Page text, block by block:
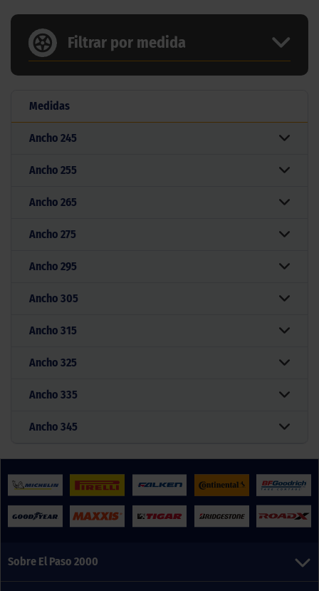
Filtrar por medida
Medidas
Ancho 245
Ancho 255
Ancho 265
Ancho 275
Ancho 295
Ancho 305
Ancho 315
Ancho 325
Ancho 335
Ancho 345
Sobre El Paso 2000